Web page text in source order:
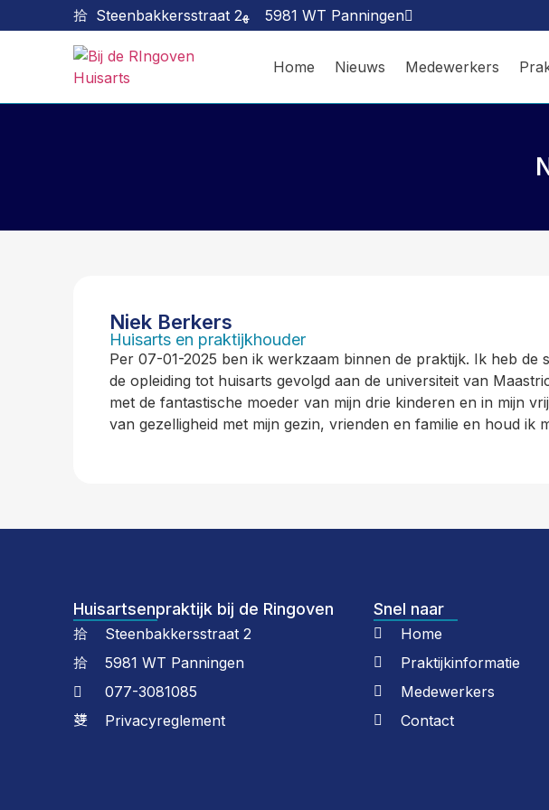
Steenbakkersstraat 2 5981 WT Panningen
Home Nieuws Medewerkers
Niek Berkers
Huisarts en praktijkhouder
Per 07-01-2025 ben ik werkzaam binnen de praktijk. Ik heb de
de opleiding tot huisarts gevolgd aan de universiteit van
met de fantastische moeder van mijn drie kinderen en in mijn
van gezelligheid met mijn gezin, vrienden en familie en houd ik
Huisartsenpraktijk bij de Ringoven
Steenbakkersstraat 2
5981 WT Panningen
077-3081085
Privacyreglement
Snel naar
Home
Praktijkinformatie
Medewerkers
Contact